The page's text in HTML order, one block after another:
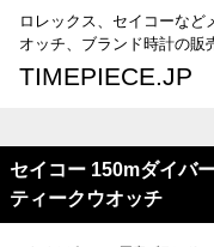
ロレックス、セイコーなど
オッチ、ブランド時計の販
TIMEPIECE.JP
セイコー 150mダイバ
ティークウオッチ